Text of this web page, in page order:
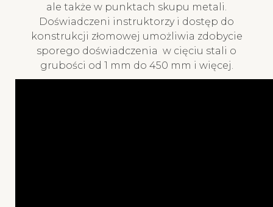
ale także w punktach skupu metali.
Doświadczeni instruktorzy i dostęp do
konstrukcji złomowej umożliwia zdobycie
sporego doświadczenia w cięciu stali o
grubości od 1 mm do 450 mm i więcej.